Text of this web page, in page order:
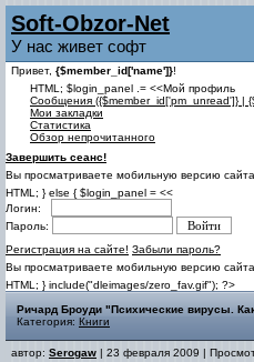
Soft-Obzor-Net
У нас живет софт
Привет, {$member_id['name']}!
HTML; $login_panel .= <<Мой профиль
Cообщения ({$member_id['pm_unread']} |
Мои закладки
Статистика
Обзор непрочитанного
Завершить сеанс!
Вы просматриваете мобильную версию
HTML; } else { $login_panel = <<
Логин:
Пароль:
Регистрация на сайте! Забыли пароль?
Вы просматриваете мобильную версию
HTML; } include("dleimages/zero_fav.gif"); ?>
Ричард Броуди "Психические вирусы.
Категория: Книги
автор: Serogaw | 23 февраля 2009 |